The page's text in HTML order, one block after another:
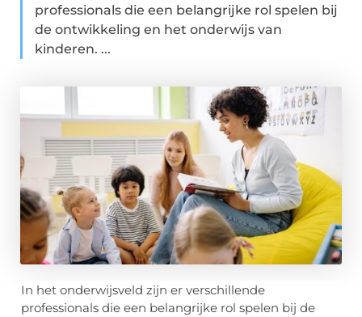
professionals die een belangrijke rol spelen bij
de ontwikkeling en het onderwijs van
kinderen. ...
In het onderwijsveld zijn er verschillende
professionals die een belangrijke rol spelen bij de